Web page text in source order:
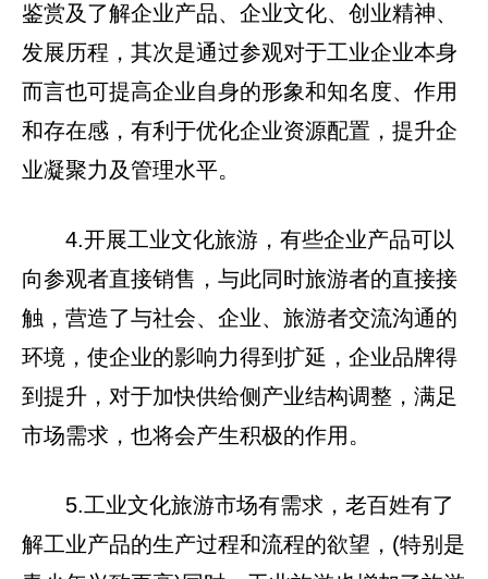
鉴赏及了解企业产品、企业文化、创业精神、
发展历程，其次是通过参观对于工业企业本身
而言也可提高企业自身的形象和知名度、作用
和存在感，有利于优化企业资源配置，提升企
业凝聚力及管理水平。
4.开展工业文化旅游，有些企业产品可以
向参观者直接销售，与此同时旅游者的直接接
触，营造了与社会、企业、旅游者交流沟通的
环境，使企业的影响力得到扩延，企业品牌得
到提升，对于加快供给侧产业结构调整，满足
市场需求，也将会产生积极的作用。
5.工业文化旅游市场有需求，老百姓有了
解工业产品的生产过程和流程的欲望，(特别是